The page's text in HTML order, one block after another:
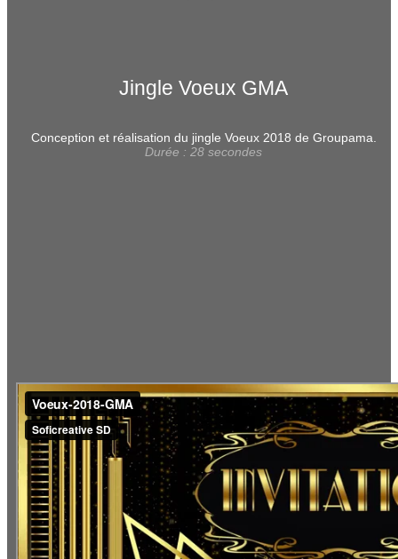
Jingle Voeux GMA
Conception et réalisation du jingle Voeux 2018 de Groupama.
Durée : 28 secondes